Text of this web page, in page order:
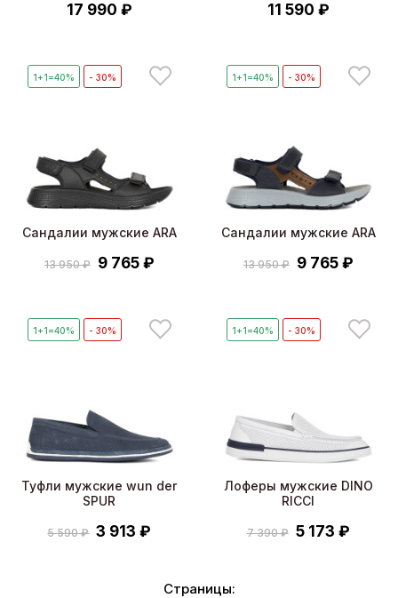
17 990 ₽ 11 590 ₽
1+1=40% - 30%
Сандалии мужские ARA
13 950 ₽ 9 765 ₽
1+1=40% - 30%
Сандалии мужские ARA
13 950 ₽ 9 765 ₽
1+1=40% - 30%
Туфли мужские wun der
SPUR
5 590 ₽ 3 913 ₽
1+1=40% - 30%
Лоферы мужские DINO
RICCI
7 390 ₽ 5 173 ₽
Страницы: